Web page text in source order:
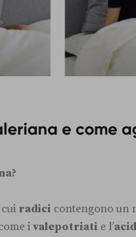
e come
radici contengono un
i valepotriati e l’